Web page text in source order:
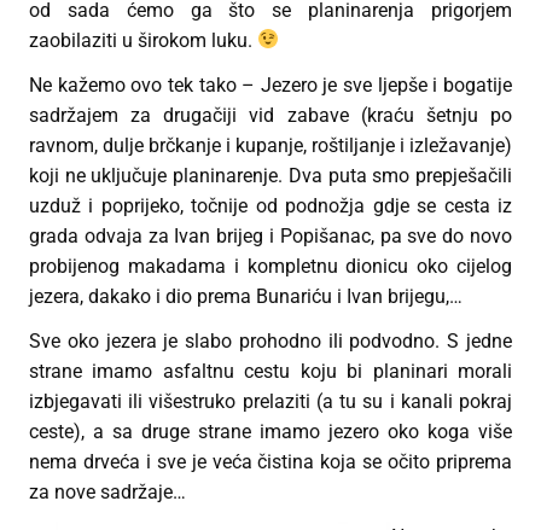
od sada ćemo ga što se planinarenja prigorjem
zaobilaziti u širokom luku.
Ne kažemo ovo tek tako – Jezero je sve ljepše i bogatije
sadržajem za drugačiji vid zabave (kraću šetnju po
ravnom, dulje brčkanje i kupanje, roštiljanje i izležavanje)
koji ne uključuje planinarenje. Dva puta smo prepješačili
uzduž i poprijeko, točnije od podnožja gdje se cesta iz
grada odvaja za Ivan brijeg i Popišanac, pa sve do novo
probijenog makadama i kompletnu dionicu oko cijelog
jezera, dakako i dio prema Bunariću i Ivan brijegu,…
Sve oko jezera je slabo prohodno ili podvodno. S jedne
strane imamo asfaltnu cestu koju bi planinari morali
izbjegavati ili višestruko prelaziti (a tu su i kanali pokraj
ceste), a sa druge strane imamo jezero oko koga više
nema drveća i sve je veća čistina koja se očito priprema
za nove sadržaje…